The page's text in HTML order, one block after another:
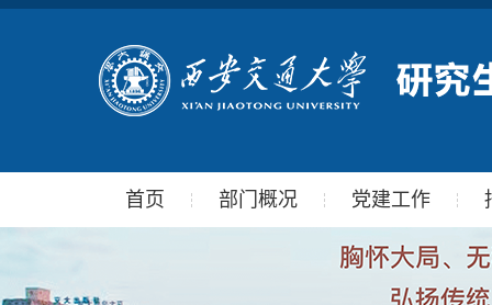
首页 部门概况 党建工作